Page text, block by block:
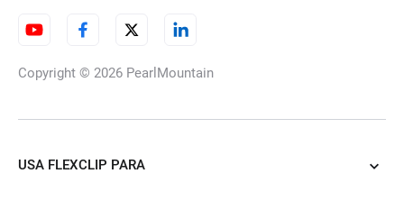
Copyright © 2026 PearlMountain
USA FLEXCLIP PARA